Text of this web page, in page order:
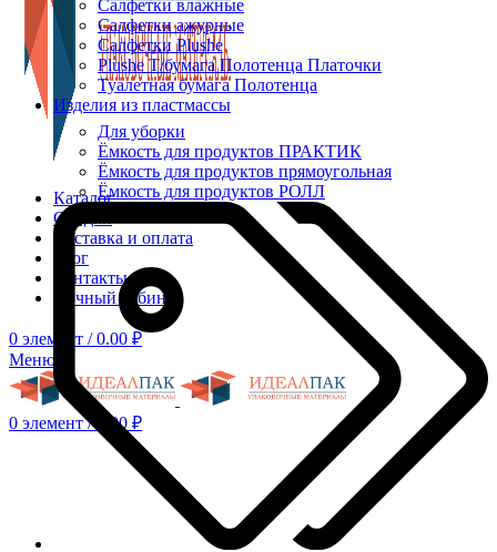
Каталог
Скидки
Доставка и оплата
Блог
Контакты
Личный кабинет
0 элемент / 0.00 ₽
Меню
0 элемент / 0.00 ₽
Салфетки влажные
Салфетки ажурные
Салфетки Plushe
Plushe Т/бумага Полотенца Платочки
Туалетная бумага Полотенца
Изделия из пластмассы
Для уборки
Ёмкость для продуктов ПРАКТИК
Ёмкость для продуктов прямоугольная
Ёмкость для продуктов РОЛЛ